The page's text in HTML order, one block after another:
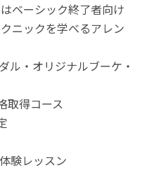
ベーシック終了者向け
ニックを学べるアレン
ル・オリジナルブーケ・
取得コース
験レッスン